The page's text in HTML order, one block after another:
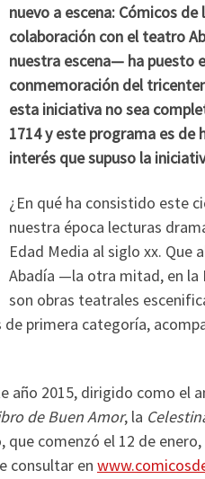
nuevo a escena: Cómicos de
colaboración con el teatro
nuestra escena— ha puesto
conmemoración del
esta iniciativa no sea
1714 y este programa es de
interés que supuso la
¿En qué ha consistido este
nuestra época lecturas
Edad Media al siglo xx. Que
Abadía —la otra mitad, en la
son obras teatrales
primera categoría,
año 2015, dirigido como el
de Buen Amor, la
que comenzó el 12 de
consultar en